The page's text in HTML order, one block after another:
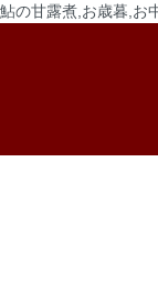
鮎の甘露煮,お歳暮,お